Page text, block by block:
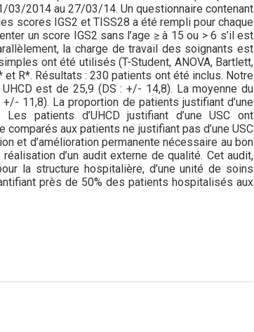
03/2014 au 27/03/14. Un questionnaire contenant
scores IGS2 et TISS28 a été rempli pour chaque
un score IGS2 sans l’age ≥ à 15 ou > 6 s’il est
la charge de travail des soignants est
ont été utilisés (T-Student, ANOVA, Bartlett,
R*. Résultats : 230 patients ont été inclus. Notre
est de 25,9 (DS : +/- 14,8). La moyenne du
11,8). La proportion de patients justifiant d’une
patients d’UHCD justifiant d’une USC ont
aux patients ne justifiant pas d’une USC
et d’amélioration permanente nécessaire au bon
d’un audit externe de qualité. Cet audit,
la structure hospitalière, d’une unité de soins
près de 50% des patients hospitalisés aux